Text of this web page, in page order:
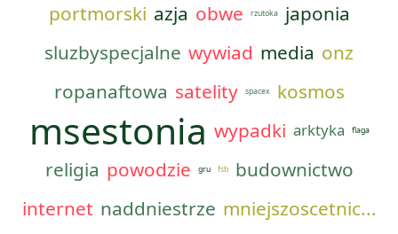
portmorski azja obwe rzutoka
japonia
sluzbyspecjalne wywiad media onz
ropanaftowa satelity spacex kosmos
msestonia wypadki arktyka flaga
religia powodzie gru fsb
budownictwo
internet naddniestrze mniejszoscetnic...